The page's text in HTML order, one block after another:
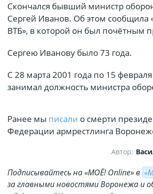
Скончался бывший министр
Сергей Иванов. Об этом сообщила
ВТБ», в которой он был почётным
Сергею Иванову было 73 года.
С 28 марта 2001 года по 15
занимал должность министра
Ранее мы писали о смерти
Федерации армрестлинга
Автор:
Подписывайтесь на «МОЁ! Online» в
за главными новостями Воронежа и